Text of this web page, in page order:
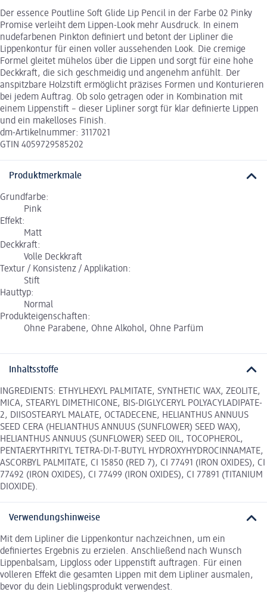
Der essence Poutline Soft Glide Lip Pencil in der Farbe 02 Pinky
Promise verleiht dem Lippen-Look mehr Ausdruck. In einem
nudefarbenen Pinkton definiert und betont der Lipliner die
Lippenkontur für einen voller aussehenden Look. Die cremige
Formel gleitet mühelos über die Lippen und sorgt für eine hohe
Deckkraft, die sich geschmeidig und angenehm anfühlt. Der
anspitzbare Holzstift ermöglicht präzises Formen und Konturieren
bei jedem Auftrag. Ob solo getragen oder in Kombination mit
einem Lippenstift – dieser Lipliner sorgt für klar definierte Lippen
und ein makelloses Finish.
dm-Artikelnummer: 3117021
GTIN 4059729585202
Produktmerkmale
Grundfarbe:
Pink
Effekt:
Matt
Deckkraft:
Volle Deckkraft
Textur / Konsistenz / Applikation:
Stift
Hauttyp:
Normal
Produkteigenschaften:
Ohne Parabene, Ohne Alkohol, Ohne Parfüm
Inhaltsstoffe
INGREDIENTS: ETHYLHEXYL PALMITATE, SYNTHETIC WAX, ZEOLITE,
MICA, STEARYL DIMETHICONE, BIS-DIGLYCERYL POLYACYLADIPATE-
2, DIISOSTEARYL MALATE, OCTADECENE, HELIANTHUS ANNUUS
SEED CERA (HELIANTHUS ANNUUS (SUNFLOWER) SEED WAX),
HELIANTHUS ANNUUS (SUNFLOWER) SEED OIL, TOCOPHEROL,
PENTAERYTHRITYL TETRA-DI-T-BUTYL HYDROXYHYDROCINNAMATE,
ASCORBYL PALMITATE, CI 15850 (RED 7), CI 77491 (IRON OXIDES), CI
77492 (IRON OXIDES), CI 77499 (IRON OXIDES), CI 77891 (TITANIUM
DIOXIDE).
Verwendungshinweise
Mit dem Lipliner die Lippenkontur nachzeichnen, um ein
definiertes Ergebnis zu erzielen. Anschließend nach Wunsch
Lippenbalsam, Lipgloss oder Lippenstift auftragen. Für einen
volleren Effekt die gesamten Lippen mit dem Lipliner ausmalen,
bevor du dein Lieblingsprodukt verwendest.